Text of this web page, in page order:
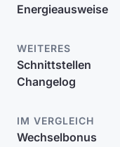
Energieausweise
WEITERES
Schnittstellen
Changelog
IM VERGLEICH
Wechselbonus